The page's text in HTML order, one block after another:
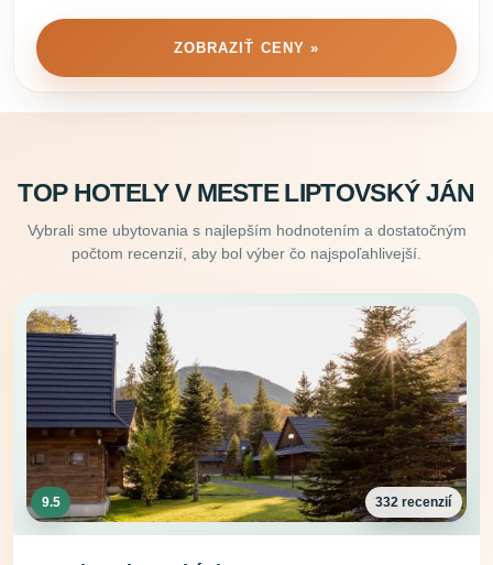
ZOBRAZIŤ CENY »
TOP HOTELY V MESTE LIPTOVSKÝ JÁN
Vybrali sme ubytovania s najlepším hodnotením a dostatočným
počtom recenzií, aby bol výber čo najspoľahlivejší.
9.5 332 recenzií